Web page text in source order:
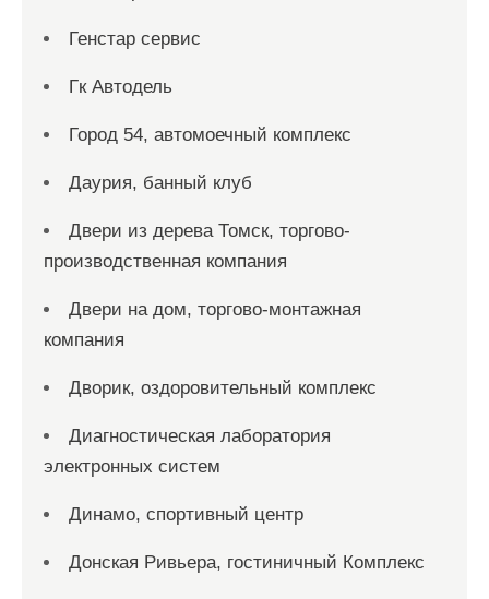
Генстар сервис
Гк Автодель
Город 54, автомоечный комплекс
Даурия, банный клуб
Двери из дерева Томск, торгово-
производственная компания
Двери на дом, торгово-монтажная
компания
Дворик, оздоровительный комплекс
Диагностическая лаборатория
электронных систем
Динамо, спортивный центр
Донская Ривьера, гостиничный Комплекс